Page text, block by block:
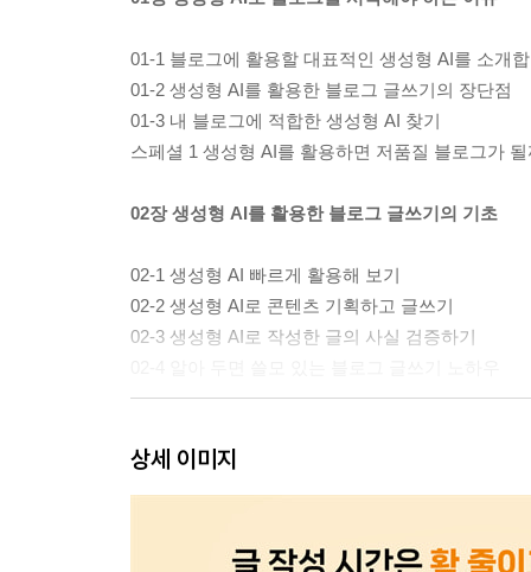
01-1 블로그에 활용할 대표적인 생성형 AI를 소개
01-2 생성형 AI를 활용한 블로그 글쓰기의 장단점
01-3 내 블로그에 적합한 생성형 AI 찾기
스페셜 1 생성형 AI를 활용하면 저품질 블로그가
02장 생성형 AI를 활용한 블로그 글쓰기의 기초
02-1 생성형 AI 빠르게 활용해 보기
02-2 생성형 AI로 콘텐츠 기획하고 글쓰기
02-3 생성형 AI로 작성한 글의 사실 검증하기
03-1 정보 전달에 어울리는 전문가 스타일 글쓰기
03-3 궁금증을 해소해 주는 협찬(체험단) 스타일
상세 이미지